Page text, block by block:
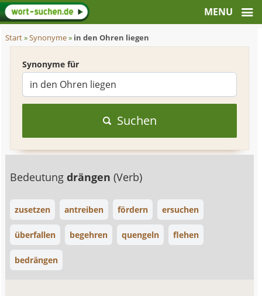
Start»Synonyme» in den Ohren liegen
Synonyme für
Suchen
Bedeutungdrängen(Verb)
zusetzen antreiben fördern ersuchen
überfallen begehren quengeln flehen
bedrängen